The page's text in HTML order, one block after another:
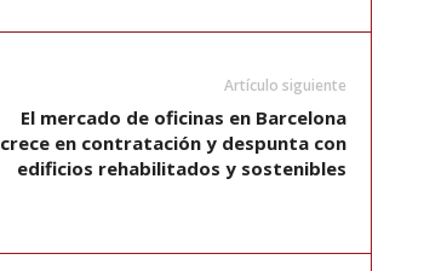
Artículo siguiente
El mercado de oficinas en Barcelona
crece en contratación y despunta con
edificios rehabilitados y sostenibles